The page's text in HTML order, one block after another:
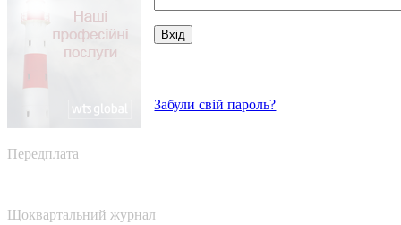
Забули свій пароль?
Передплата
Щоквартальний журнал